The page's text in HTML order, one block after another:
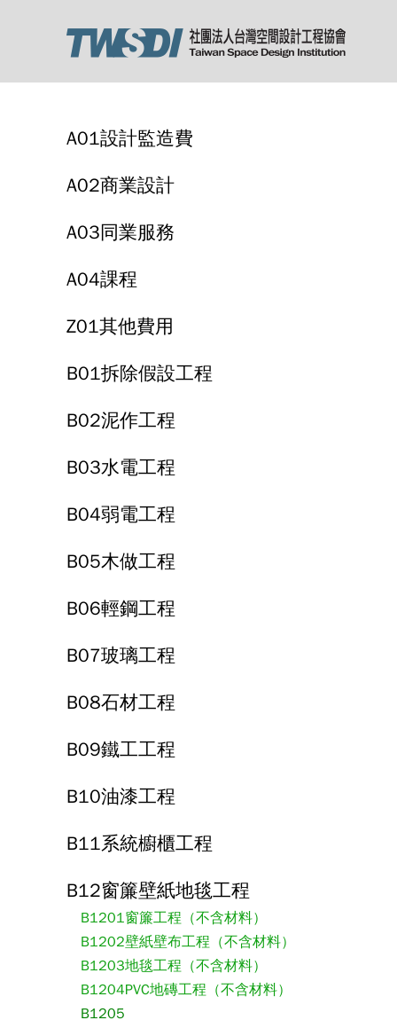
A01設計監造費
A02商業設計
A03同業服務
A04課程
Z01其他費用
B01拆除假設工程
B02泥作工程
B03水電工程
B04弱電工程
B05木做工程
B06輕鋼工程
B07玻璃工程
B08石材工程
B09鐵工工程
B10油漆工程
B11系統櫥櫃工程
B12窗簾壁紙地毯工程
B1201窗簾工程（不含材料）
B1202壁紙壁布工程（不含材料）
B1203地毯工程（不含材料）
B1204PVC地磚工程（不含材料）
B1205